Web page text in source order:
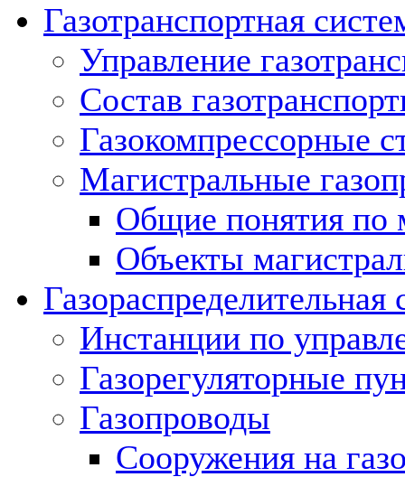
Газотранспортная
Управление
Состав
Газокомпрессорные
Магистральные
Общие понятия по
Объекты
Газораспределительная
Инстанции по
Газорегуляторные
Газопроводы
Сооружения на